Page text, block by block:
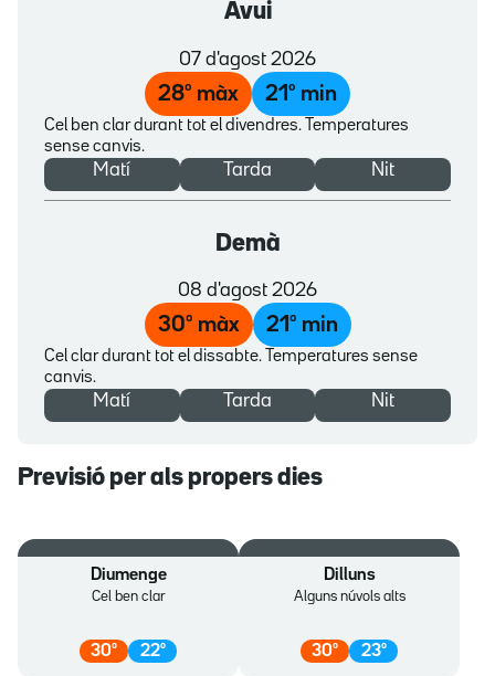
Avui
07 d'agost 2026
28º màx 21º min
Cel ben clar durant tot el divendres. Temperatures
sense canvis.
Matí Tarda Nit
Demà
08 d'agost 2026
30º màx 21º min
Cel clar durant tot el dissabte. Temperatures sense
canvis.
Matí Tarda Nit
Previsió per als propers dies
Diumenge
Cel ben clar
30º 22º
Dilluns
Alguns núvols alts
30º 23º